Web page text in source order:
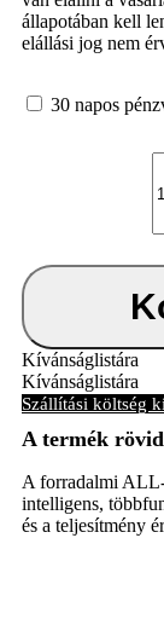
A forradalmi
intelligens,
és a teljesítmény
állapotában kell
elállási jog nem
30 napos
Kívánságlistára
Kívánságlistára
Szállítási költség